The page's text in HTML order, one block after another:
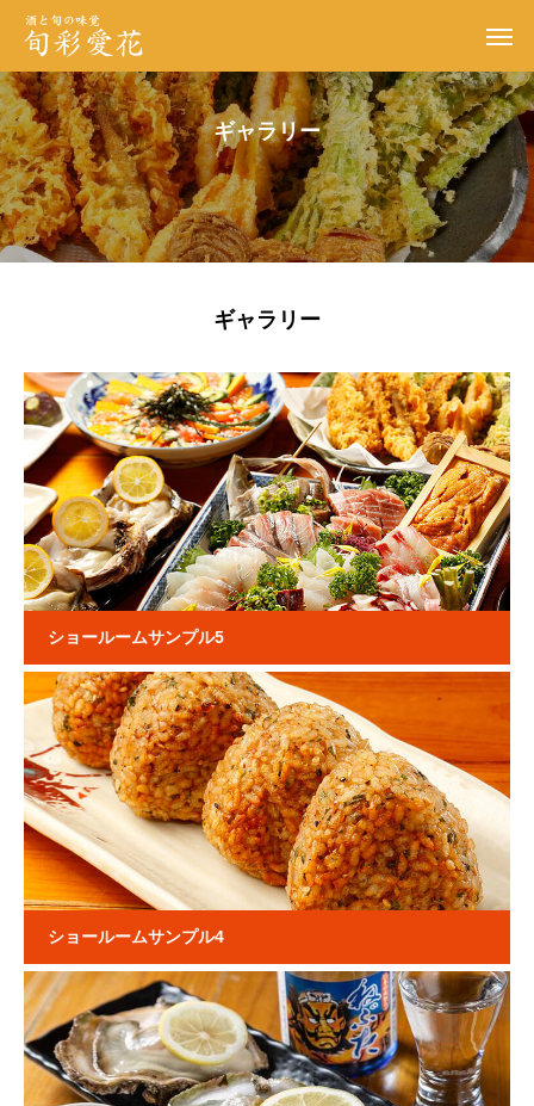
ギャラリー
ギャラリー
ショールームサンプル5
ショールームサンプル4